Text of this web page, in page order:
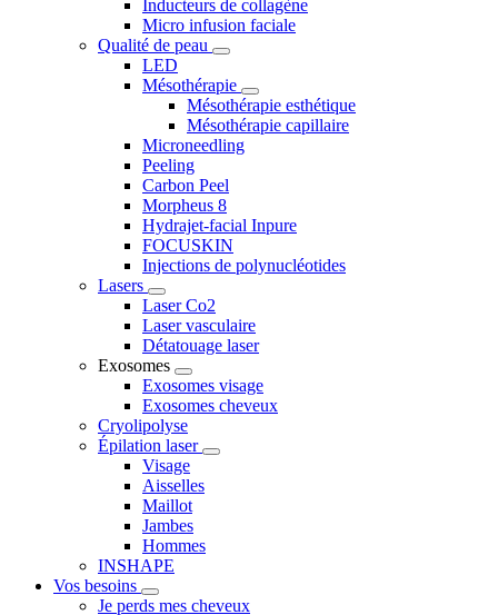
Inducteurs de collagène
Micro infusion faciale
Qualité de peau
LED
Mésothérapie
Mésothérapie esthétique
Mésothérapie capillaire
Microneedling
Peeling
Carbon Peel
Morpheus 8
Hydrajet-facial Inpure
FOCUSKIN
Injections de polynucléotides
Lasers
Laser Co2
Laser vasculaire
Détatouage laser
Exosomes
Exosomes visage
Exosomes cheveux
Cryolipolyse
Épilation laser
Visage
Aisselles
Maillot
Jambes
Hommes
INSHAPE
Vos besoins
Je perds mes cheveux